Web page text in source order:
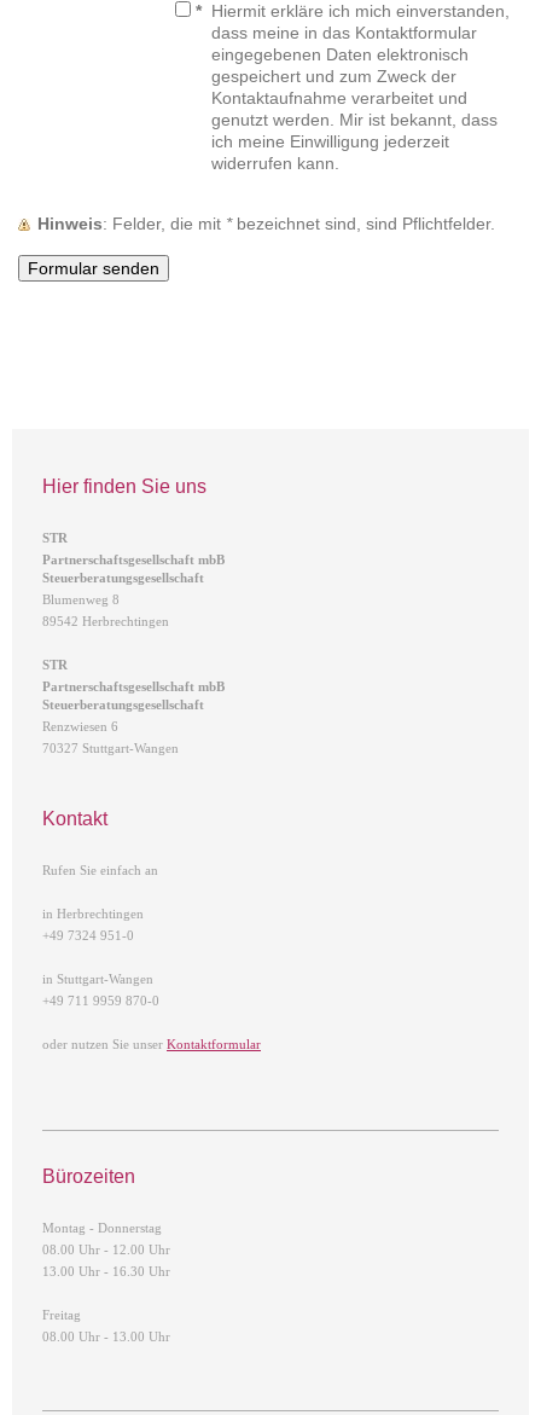
* Hiermit erkläre ich mich einverstanden,
dass meine in das Kontaktformular
eingegebenen Daten elektronisch
gespeichert und zum Zweck der
Kontaktaufnahme verarbeitet und
genutzt werden. Mir ist bekannt, dass
ich meine Einwilligung jederzeit
widerrufen kann.
Hinweis : Felder, die mit *bezeichnet sind, sind Pflichtfelder.
Hier finden Sie uns
STR
Partnerschaftsgesellschaft mbB
Steuerberatungsgesellschaft
Blumenweg 8
89542 Herbrechtingen
STR
Partnerschaftsgesellschaft mbB
Steuerberatungsgesellschaft
Renzwiesen 6
70327 Stuttgart-Wangen
Kontakt
Rufen Sie einfach an
in Herbrechtingen
+49 7324 951-0
in Stuttgart-Wangen
+49 711 9959 870-0
oder nutzen Sie unser Kontaktformular
Bürozeiten
Montag - Donnerstag
08.00 Uhr - 12.00 Uhr
13.00 Uhr - 16.30 Uhr
Freitag
08.00 Uhr - 13.00 Uhr